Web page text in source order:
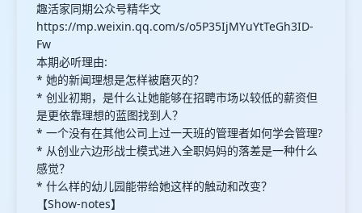
趣活家同期公众号精华文
https://mp.weixin.qq.com/s/o5P35IjMYuYtTeGh3ID-
Fw
本期必听理由:
* 她的新闻理想是怎样被磨灭的？
* 创业初期，是什么让她能够在招聘市场以较低的薪资但
是更依靠理想的蓝图找到人？
* 一个没有在其他公司上过一天班的管理者如何学会管理?
* 从创业六边形战士模式进入全职妈妈的落差是一种什么
感觉？
* 什么样的幼儿园能带给她这样的触动和改变？
【Show-notes】